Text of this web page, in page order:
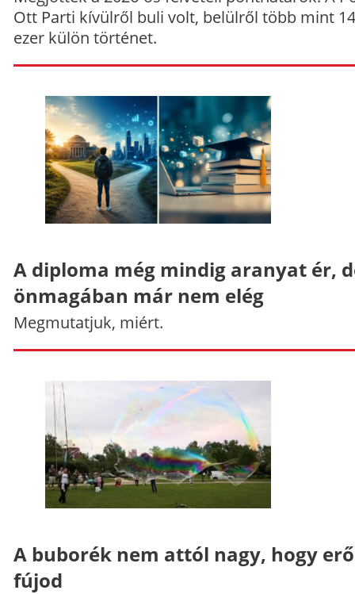
Ott Parti kívülről buli volt, belülről több mint
ezer külön történet.
A diploma még mindig aranyat ér,
önmagában már nem elég
Megmutatjuk, miért.
A buborék nem attól nagy, hogy
fújod